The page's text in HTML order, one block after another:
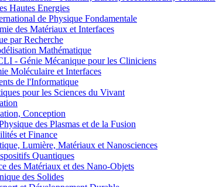
Hautes Energies
de Physique Fondamentale
des Matériaux et Interfaces
par Recherche
Mathématique
- Génie Mécanique pour les Cliniciens
Moléculaire et Interfaces
de l'Informatique
pour les Sciences du Vivant
Conception
des Plasmas et de la Fusion
et Finance
Lumière, Matériaux et Nanosciences
Quantiques
des Matériaux et des Nano-Objets
des Solides